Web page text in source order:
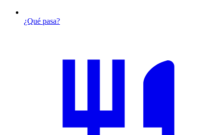
¿Qué pasa?